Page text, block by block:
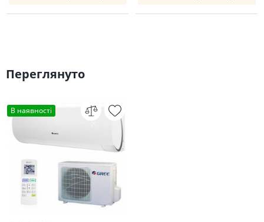
Переглянуто
В наявності